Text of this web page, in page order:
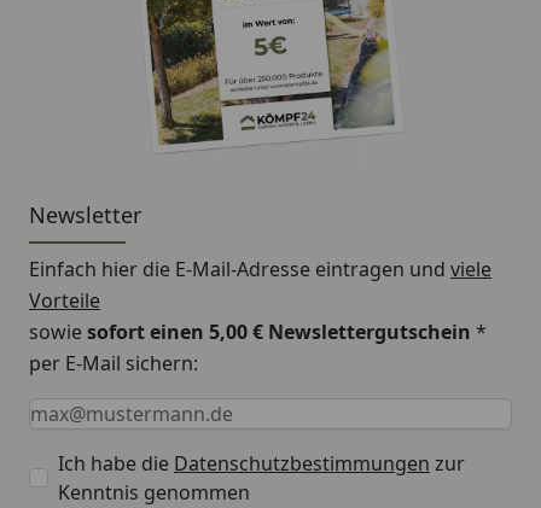
Newsletter
Einfach hier die E-Mail-Adresse eintragen und viele
Vorteile
sowiesofort einen 5,00 € Newslettergutschein *
per E-Mail sichern:
Keine Eingabe erforderlich
Eingabe erforderlich
E-Mail *
Ich habe die Datenschutzbestimmungen zur
Kenntnis genommen